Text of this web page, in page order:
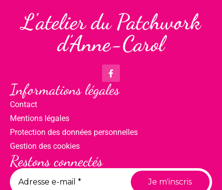
L'atelier du Patchwork
d'Anne-Carol
Informations légales
Contact
Mentions légales
Protection des données personnelles
Gestion des cookies
Restons connectés